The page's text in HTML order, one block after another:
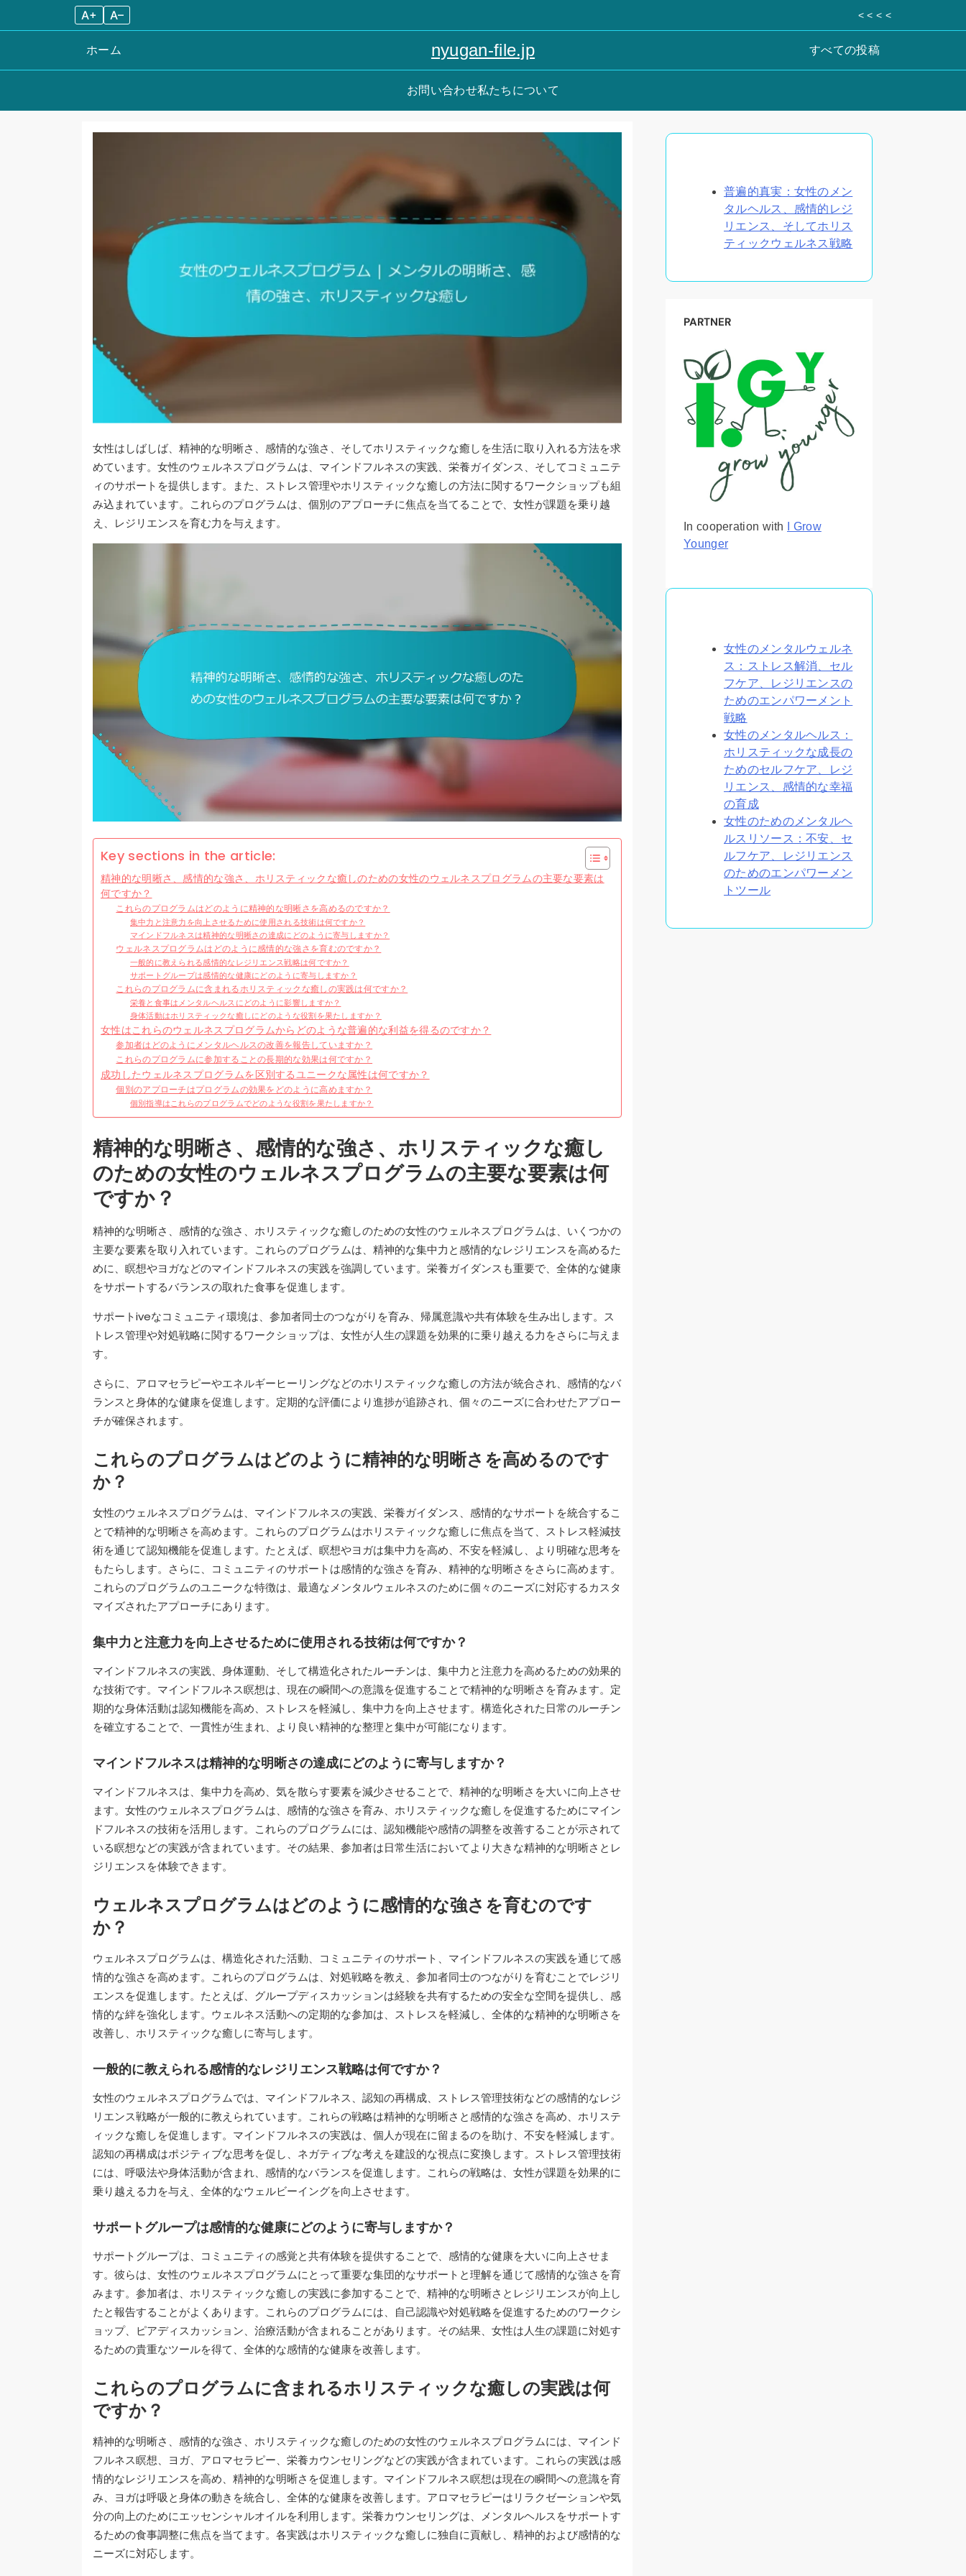
A+ A– < < < <
ホーム nyugan-file.jp すべての投稿
お問い合わせ私たちについて
女性はしばしば、精神的な明晰さ、感情的な強さ、そしてホリスティックな癒しを生活に取り入れる方法を求
めています。女性のウェルネスプログラムは、マインドフルネスの実践、栄養ガイダンス、そしてコミュニテ
ィのサポートを提供します。また、ストレス管理やホリスティックな癒しの方法に関するワークショップも組
み込まれています。これらのプログラムは、個別のアプローチに焦点を当てることで、女性が課題を乗り越
え、レジリエンスを育む力を与えます。
Key sections in the article:
精神的な明晰さ、感情的な強さ、ホリスティックな癒しのための女性のウェルネスプログラムの主要な要素は
何ですか？
これらのプログラムはどのように精神的な明晰さを高めるのですか？
集中力と注意力を向上させるために使用される技術は何ですか？
マインドフルネスは精神的な明晰さの達成にどのように寄与しますか？
ウェルネスプログラムはどのように感情的な強さを育むのですか？
一般的に教えられる感情的なレジリエンス戦略は何ですか？
サポートグループは感情的な健康にどのように寄与しますか？
これらのプログラムに含まれるホリスティックな癒しの実践は何ですか？
栄養と食事はメンタルヘルスにどのように影響しますか？
身体活動はホリスティックな癒しにどのような役割を果たしますか？
女性はこれらのウェルネスプログラムからどのような普遍的な利益を得るのですか？
参加者はどのようにメンタルヘルスの改善を報告していますか？
これらのプログラムに参加することの長期的な効果は何ですか？
成功したウェルネスプログラムを区別するユニークな属性は何ですか？
個別のアプローチはプログラムの効果をどのように高めますか？
個別指導はこれらのプログラムでどのような役割を果たしますか？
精神的な明晰さ、感情的な強さ、ホリスティックな癒し
のための女性のウェルネスプログラムの主要な要素は何
ですか？
精神的な明晰さ、感情的な強さ、ホリスティックな癒しのための女性のウェルネスプログラムは、いくつかの
主要な要素を取り入れています。これらのプログラムは、精神的な集中力と感情的なレジリエンスを高めるた
めに、瞑想やヨガなどのマインドフルネスの実践を強調しています。栄養ガイダンスも重要で、全体的な健康
をサポートするバランスの取れた食事を促進します。
サポートiveなコミュニティ環境は、参加者同士のつながりを育み、帰属意識や共有体験を生み出します。ス
トレス管理や対処戦略に関するワークショップは、女性が人生の課題を効果的に乗り越える力をさらに与えま
す。
さらに、アロマセラピーやエネルギーヒーリングなどのホリスティックな癒しの方法が統合され、感情的なバ
ランスと身体的な健康を促進します。定期的な評価により進捗が追跡され、個々のニーズに合わせたアプロー
チが確保されます。
これらのプログラムはどのように精神的な明晰さを高めるのです
か？
女性のウェルネスプログラムは、マインドフルネスの実践、栄養ガイダンス、感情的なサポートを統合するこ
とで精神的な明晰さを高めます。これらのプログラムはホリスティックな癒しに焦点を当て、ストレス軽減技
術を通じて認知機能を促進します。たとえば、瞑想やヨガは集中力を高め、不安を軽減し、より明確な思考を
もたらします。さらに、コミュニティのサポートは感情的な強さを育み、精神的な明晰さをさらに高めます。
これらのプログラムのユニークな特徴は、最適なメンタルウェルネスのために個々のニーズに対応するカスタ
マイズされたアプローチにあります。
集中力と注意力を向上させるために使用される技術は何ですか？
マインドフルネスの実践、身体運動、そして構造化されたルーチンは、集中力と注意力を高めるための効果的
な技術です。マインドフルネス瞑想は、現在の瞬間への意識を促進することで精神的な明晰さを育みます。定
期的な身体活動は認知機能を高め、ストレスを軽減し、集中力を向上させます。構造化された日常のルーチン
を確立することで、一貫性が生まれ、より良い精神的な整理と集中が可能になります。
マインドフルネスは精神的な明晰さの達成にどのように寄与しますか？
マインドフルネスは、集中力を高め、気を散らす要素を減少させることで、精神的な明晰さを大いに向上させ
ます。女性のウェルネスプログラムは、感情的な強さを育み、ホリスティックな癒しを促進するためにマイン
ドフルネスの技術を活用します。これらのプログラムには、認知機能や感情の調整を改善することが示されて
いる瞑想などの実践が含まれています。その結果、参加者は日常生活においてより大きな精神的な明晰さとレ
ジリエンスを体験できます。
ウェルネスプログラムはどのように感情的な強さを育むのです
か？
ウェルネスプログラムは、構造化された活動、コミュニティのサポート、マインドフルネスの実践を通じて感
情的な強さを高めます。これらのプログラムは、対処戦略を教え、参加者同士のつながりを育むことでレジリ
エンスを促進します。たとえば、グループディスカッションは経験を共有するための安全な空間を提供し、感
情的な絆を強化します。ウェルネス活動への定期的な参加は、ストレスを軽減し、全体的な精神的な明晰さを
改善し、ホリスティックな癒しに寄与します。
一般的に教えられる感情的なレジリエンス戦略は何ですか？
女性のウェルネスプログラムでは、マインドフルネス、認知の再構成、ストレス管理技術などの感情的なレジ
リエンス戦略が一般的に教えられています。これらの戦略は精神的な明晰さと感情的な強さを高め、ホリステ
ィックな癒しを促進します。マインドフルネスの実践は、個人が現在に留まるのを助け、不安を軽減します。
認知の再構成はポジティブな思考を促し、ネガティブな考えを建設的な視点に変換します。ストレス管理技術
には、呼吸法や身体活動が含まれ、感情的なバランスを促進します。これらの戦略は、女性が課題を効果的に
乗り越える力を与え、全体的なウェルビーイングを向上させます。
サポートグループは感情的な健康にどのように寄与しますか？
サポートグループは、コミュニティの感覚と共有体験を提供することで、感情的な健康を大いに向上させま
す。彼らは、女性のウェルネスプログラムにとって重要な集団的なサポートと理解を通じて感情的な強さを育
みます。参加者は、ホリスティックな癒しの実践に参加することで、精神的な明晰さとレジリエンスが向上し
たと報告することがよくあります。これらのプログラムには、自己認識や対処戦略を促進するためのワークシ
ョップ、ピアディスカッション、治療活動が含まれることがあります。その結果、女性は人生の課題に対処す
るための貴重なツールを得て、全体的な感情的な健康を改善します。
これらのプログラムに含まれるホリスティックな癒しの実践は何
ですか？
精神的な明晰さ、感情的な強さ、ホリスティックな癒しのための女性のウェルネスプログラムには、マインド
フルネス瞑想、ヨガ、アロマセラピー、栄養カウンセリングなどの実践が含まれています。これらの実践は感
情的なレジリエンスを高め、精神的な明晰さを促進します。マインドフルネス瞑想は現在の瞬間への意識を育
み、ヨガは呼吸と身体の動きを統合し、全体的な健康を改善します。アロマセラピーはリラクゼーションや気
分の向上のためにエッセンシャルオイルを利用します。栄養カウンセリングは、メンタルヘルスをサポートす
るための食事調整に焦点を当てます。各実践はホリスティックな癒しに独自に貢献し、精神的および感情的な
ニーズに対応します。
普遍的真実：女性のメン
タルヘルス、感情的レジ
リエンス、そしてホリス
ティックウェルネス戦略
PARTNER
In cooperation with
I Grow
Younger
女性のメンタルウェルネ
ス：ストレス解消、セル
フケア、レジリエンスの
ためのエンパワーメント
戦略
女性のメンタルヘルス：
ホリスティックな成長の
ためのセルフケア、レジ
リエンス、感情的な幸福
の育成
女性のためのメンタルヘ
ルスリソース：不安、セ
ルフケア、レジリエンス
のためのエンパワーメン
トツール